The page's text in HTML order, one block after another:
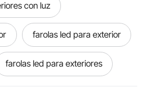
con luz
farolas led para exterior
farolas led para exteriores